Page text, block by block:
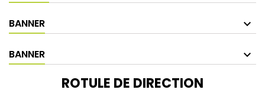
BANNER
BANNER
ROTULE DE DIRECTION